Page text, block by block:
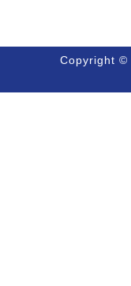
Copyright ©